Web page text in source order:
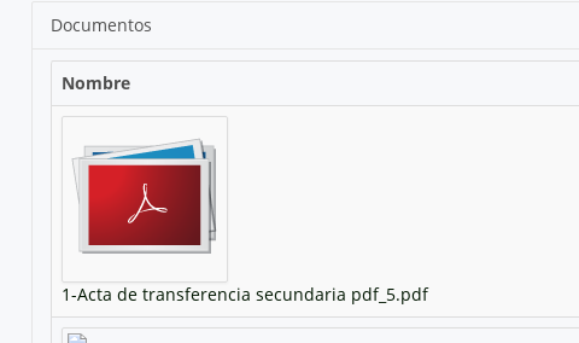
Documentos
Nombre
1-Acta de transferencia secundaria pdf_5.pdf